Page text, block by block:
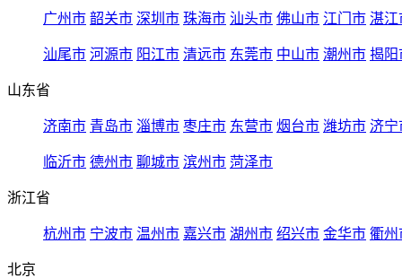
广州市 韶关市 深圳市 珠海市 汕头市 佛山市 江门市 湛江
汕尾市 河源市 阳江市 清远市 东莞市 中山市 潮州市 揭阳
山东省
济南市 青岛市 淄博市 枣庄市 东营市 烟台市 潍坊市 济宁
临沂市 德州市 聊城市 滨州市 菏泽市
浙江省
杭州市 宁波市 温州市 嘉兴市 湖州市 绍兴市 金华市 衢州
北京